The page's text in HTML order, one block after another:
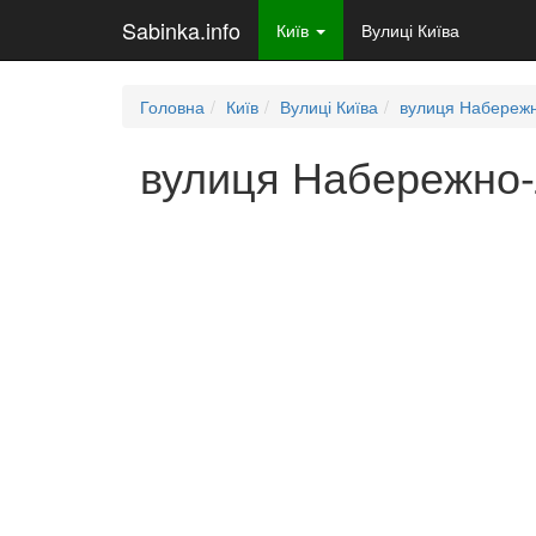
Sabinka.info Київ Вулиці Київа
Головна Київ Вулиці Київа вулиця
вулиця